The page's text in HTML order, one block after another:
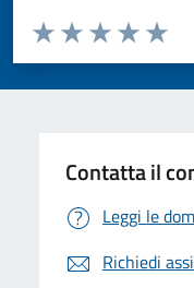
Valuta da 1 a 5 stelle la
Valuta 4
Valuta 3
Valuta 2 stelle su
Valuta 1 stelle su 5
Contatta il
Leggi le
Richiedi